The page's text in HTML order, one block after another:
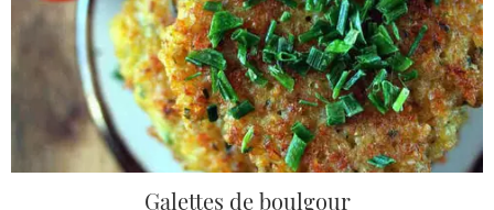
Galettes de boulgour